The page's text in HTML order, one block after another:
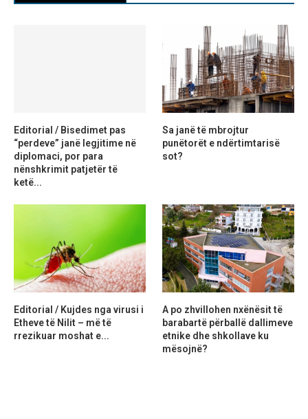
Editorial / Bisedimet pas
“perdeve” janë legjitime në
diplomaci, por para
nënshkrimit patjetër të
ketë...
Sa janë të mbrojtur
punëtorët e ndërtimtarisë
sot?
Editorial / Kujdes nga virusi i
Etheve të Nilit – më të
rrezikuar moshat e...
A po zhvillohen nxënësit të
barabartë përballë dallimeve
etnike dhe shkollave ku
mësojnë?